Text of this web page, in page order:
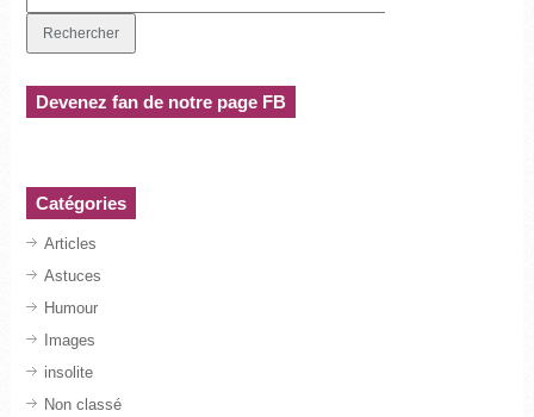
Devenez fan de notre page FB
Catégories
Articles
Astuces
Humour
Images
insolite
Non classé